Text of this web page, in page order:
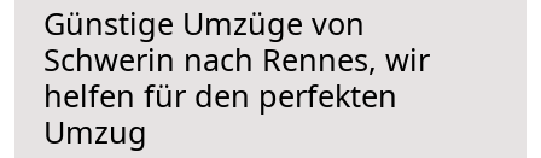
Günstige Umzüge von
Schwerin nach Rennes, wir
helfen für den perfekten
Umzug